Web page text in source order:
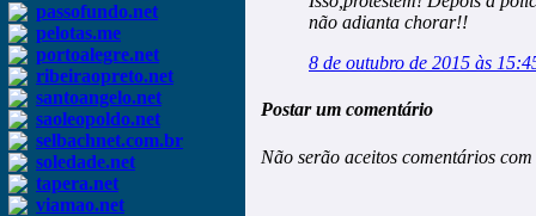
passofundo.net
pelotas.me
portoalegre.net
ribeiraopreto.net
santoangelo.net
saoleopoldo.net
selbachnet.com.br
soledade.net
tapera.net
viamao.net
não adianta chorar!!
8 de outubro de 2015 às
Postar um comentário
Não serão aceitos comentários